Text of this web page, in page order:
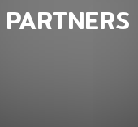
PARTNERS